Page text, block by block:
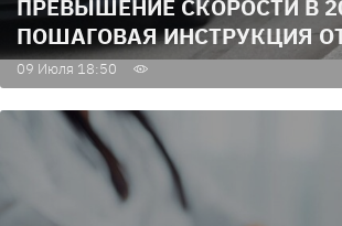
ПРЕВЫШЕНИЕ СКОРОСТИ В
ПОШАГОВАЯ ИНСТРУКЦИЯ
09 Июля 18:50